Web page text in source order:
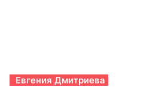
Евгения Дмитриева